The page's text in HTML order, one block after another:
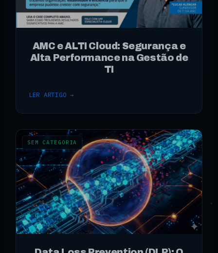
AMC e ALTI Cloud: Segurança e
Alta Performance na Gestão de
TI
LER ARTIGO →
SEM CATEGORIA